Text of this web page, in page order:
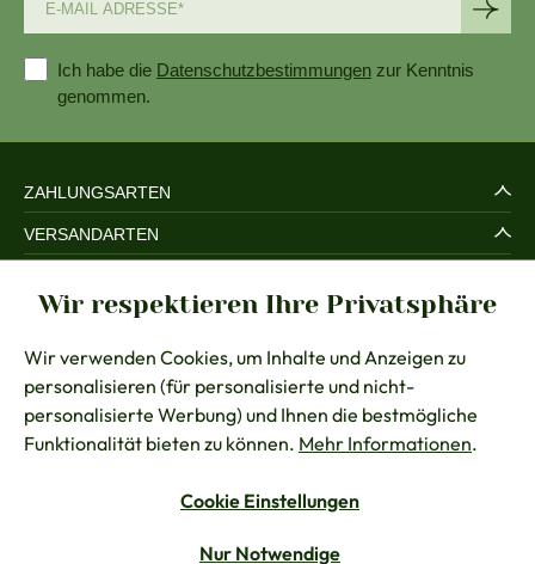
Ich habe die Datenschutzbestimmungen zur Kenntnis
genommen.
ZAHLUNGSARTEN
VERSANDARTEN
RECHTLICHES
BERATUNG
KONTAKT
Vertrag widerrufen
Wir respektieren Ihre Privatsphäre
Wir verwenden Cookies, um Inhalte und Anzeigen zu
personalisieren (für personalisierte und nicht-
personalisierte Werbung) und Ihnen die bestmögliche
Funktionalität bieten zu können. Mehr Informationen.
Cookie Einstellungen
Nur Notwendige